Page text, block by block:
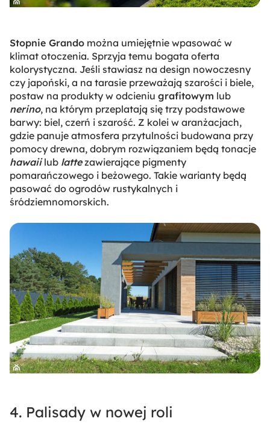
Stopnie Grando można umiejętnie wpasować w
klimat otoczenia. Sprzyja temu bogata oferta
kolorystyczna. Jeśli stawiasz na design nowoczesny
czy japoński, a na tarasie przeważają szarości i biele,
postaw na produkty w odcieniu grafitowym lub
nerino, na którym przeplatają się trzy podstawowe
barwy: biel, czerń i szarość. Z kolei w aranżacjach,
gdzie panuje atmosfera przytulności budowana przy
pomocy drewna, dobrym rozwiązaniem będą tonacje
hawaiilub lattezawierające pigmenty
pomarańczowego i beżowego. Takie warianty będą
pasować do ogrodów rustykalnych i
śródziemnomorskich.
4. Palisady w nowej roli